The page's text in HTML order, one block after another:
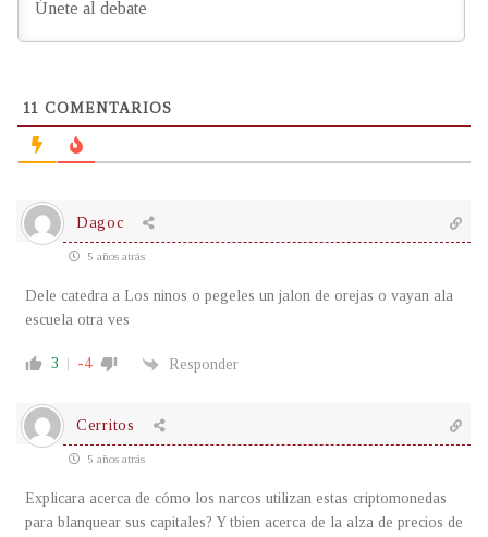
11 COMENTARIOS
Dagoc
5 años atrás
Dele catedra a Los ninos o pegeles un jalon de orejas o vayan ala
escuela otra ves
3 -4 Responder
Cerritos
5 años atrás
Explicara acerca de cómo los narcos utilizan estas criptomonedas
para blanquear sus capitales? Y tbien acerca de la alza de precios de